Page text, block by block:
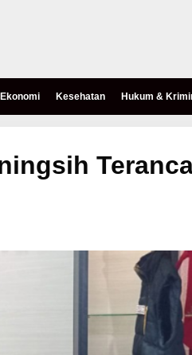
Ekonomi Kesehatan Hukum &